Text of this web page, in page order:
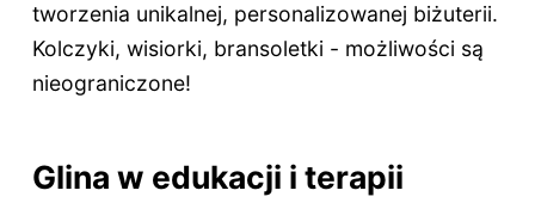
tworzenia unikalnej, personalizowanej biżuterii.
Kolczyki, wisiorki, bransoletki - możliwości są
nieograniczone!
Glina w edukacji i terapii